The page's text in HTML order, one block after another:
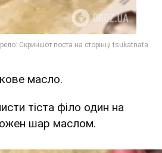
масло.
тіста філо один на
шар маслом.